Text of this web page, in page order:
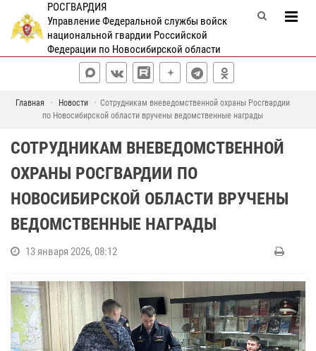
РОСГВАРДИЯ
Управление Федеральной службы войск
национальной гвардии Российской
Федерации по Новосибирской области
Главная Новости
Сотрудникам вневедомственной охраны Росгвардии
по Новосибирской области вручены ведомственные награды
СОТРУДНИКАМ ВНЕВЕДОМСТВЕННОЙ
ОХРАНЫ РОСГВАРДИИ ПО
НОВОСИБИРСКОЙ ОБЛАСТИ ВРУЧЕНЫ
ВЕДОМСТВЕННЫЕ НАГРАДЫ
13 января 2026, 08:12